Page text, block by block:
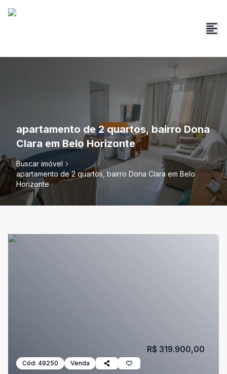
apartamento de 2 quartos, bairro Dona
Clara em Belo Horizonte
Buscar imóvel
apartamento de 2 quartos, bairro Dona Clara em Belo
Horizonte
Cód: 49250 Venda
R$ 319.900,00